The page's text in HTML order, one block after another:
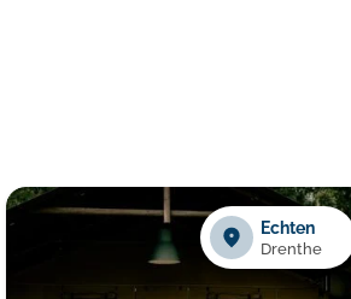
Echten
Drenthe